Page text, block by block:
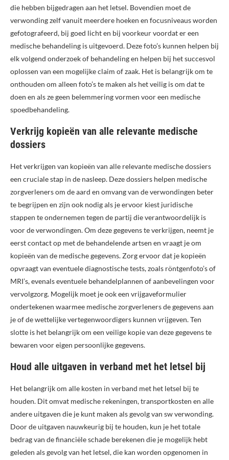
die hebben bijgedragen aan het letsel. Bovendien moet de
verwonding zelf vanuit meerdere hoeken en focusniveaus worden
gefotografeerd, bij goed licht en bij voorkeur voordat er een
medische behandeling is uitgevoerd. Deze foto’s kunnen helpen bij
elk volgend onderzoek of behandeling en helpen bij het succesvol
oplossen van een mogelijke claim of zaak. Het is belangrijk om te
onthouden om alleen foto’s te maken als het veilig is om dat te
doen en als ze geen belemmering vormen voor een medische
spoedbehandeling.
Verkrijg kopieën van alle relevante medische
dossiers
Het verkrijgen van kopieën van alle relevante medische dossiers
een cruciale stap in de nasleep. Deze dossiers helpen medische
zorgverleners om de aard en omvang van de verwondingen beter
te begrijpen en zijn ook nodig als je ervoor kiest juridische
stappen te ondernemen tegen de partij die verantwoordelijk is
voor de verwondingen. Om deze gegevens te verkrijgen, neemt je
eerst contact op met de behandelende artsen en vraagt je om
kopieën van de medische gegevens. Zorg ervoor dat je kopieën
opvraagt van eventuele diagnostische tests, zoals röntgenfoto’s of
MRI’s, evenals eventuele behandelplannen of aanbevelingen voor
vervolgzorg. Mogelijk moet je ook een vrijgaveformulier
ondertekenen waarmee medische zorgverleners de gegevens aan
je of de wettelijke vertegenwoordigers kunnen vrijgeven. Ten
slotte is het belangrijk om een veilige kopie van deze gegevens te
bewaren voor eigen persoonlijke gegevens.
Houd alle uitgaven in verband met het letsel bij
Het belangrijk om alle kosten in verband met het letsel bij te
houden. Dit omvat medische rekeningen, transportkosten en alle
andere uitgaven die je kunt maken als gevolg van sw verwonding.
Door de uitgaven nauwkeurig bij te houden, kun je het totale
bedrag van de financiële schade berekenen die je mogelijk hebt
geleden als gevolg van het letsel, die kan worden opgenomen in